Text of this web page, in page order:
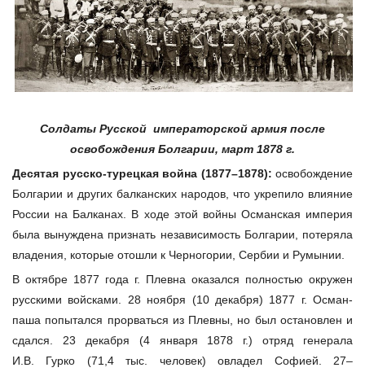
Солдаты Русской императорской армия после
освобождения Болгарии, март 1878 г.
Десятая русско-турецкая война (1877–1878): освобождение
Болгарии и других балканских народов, что укрепило влияние
России на Балканах. В ходе этой войны Османская империя
была вынуждена признать независимость Болгарии, потеряла
владения, которые отошли к Черногории, Сербии и Румынии.
В октябре 1877 года г. Плевна оказался полностью окружен
русскими войсками. 28 ноября (10 декабря) 1877 г. Осман-
паша попытался прорваться из Плевны, но был остановлен и
сдался. 23 декабря (4 января 1878 г.) отряд генерала
И.В. Гурко (71,4 тыс. человек) овладел Софией. 27–